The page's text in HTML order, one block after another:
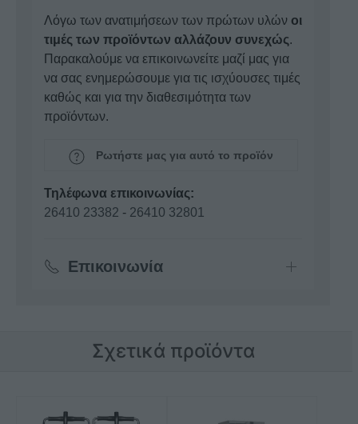
Λόγω των ανατιμήσεων των πρώτων υλών οι
τιμές των προϊόντων αλλάζουν συνεχώς.
Παρακαλούμε να επικοινωνείτε μαζί μας για
να σας ενημερώσουμε για τις ισχύουσες τιμές
καθώς και για την διαθεσιμότητα των
προϊόντων.
Ρωτήστε μας για αυτό το προϊόν
Τηλέφωνα επικοινωνίας:
26410 23382 - 26410 32801
Επικοινωνία
Σχετικά προϊόντα